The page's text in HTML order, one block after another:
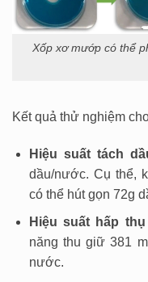
Xốp xơ mướp có thể
Kết quả thử nghiệm
Hiệu suất tách
dầu/nước. Cụ thể,
có thể hút gọn 72g
Hiệu suất hấp
năng thu giữ 381
nước.